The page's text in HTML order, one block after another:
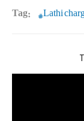
Tag: Lathi